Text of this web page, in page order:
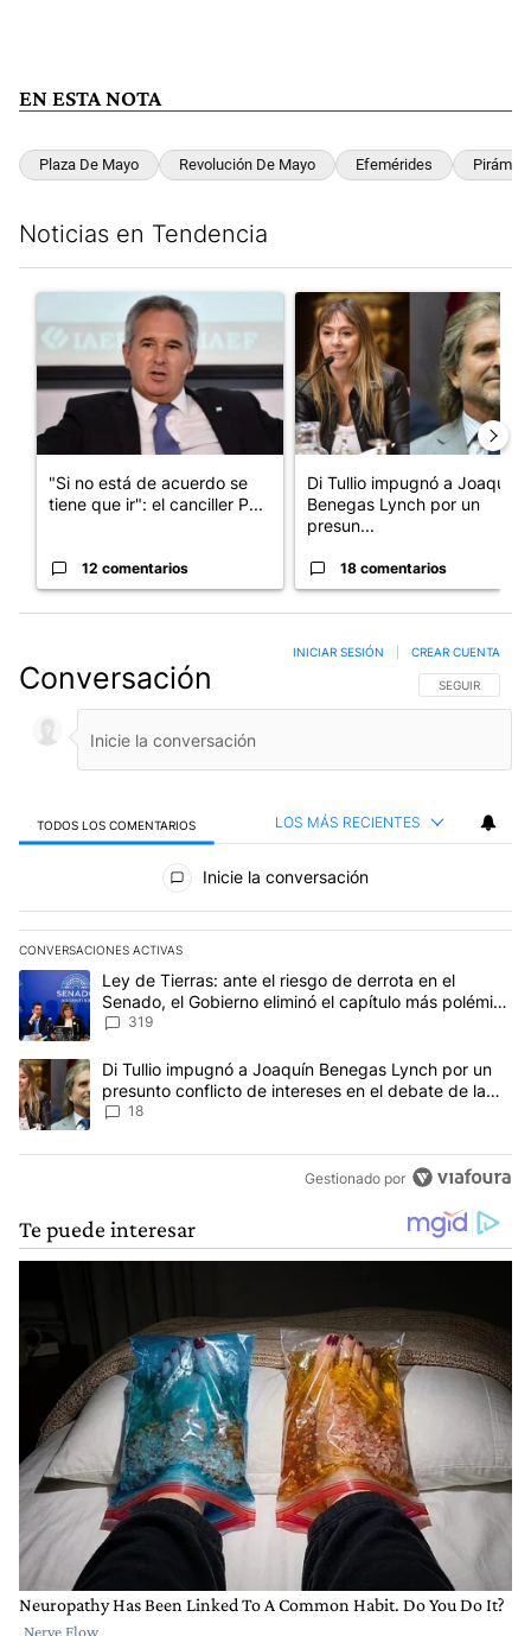
EN ESTA NOTA
Plaza De Mayo Revolución De Mayo Efemérides
Noticias en Tendencia
Un artículo de tendencia con el título ""Si no está de acuerdo
"Si no está de acuerdo se
tiene que ir": el canciller P...
12 comentarios
Un artículo de tendencia
Di Tullio impugnó a Joaquín
Benegas Lynch por un
presun...
18 comentarios
Conversación SIGA ESTA
SEGUIR
INICIAR SESIÓN CREAR CUENTA
TODOS LOS COMENTARIOS LOS MÁS RECIENTES
Todos los comentarios
Inicie la conversación
CONVERSACIONES ACTIVAS
Este listado muestra los artículos con más comentarios en los
Un artículo de tendencia con el título "Ley de Tierras: ante el
Ley de Tierras: ante el riesgo de derrota en el
Senado, el Gobierno eliminó el capítulo más polémico
del proyecto
319
Un artículo de tendencia con el título "Di Tullio impugnó a
Di Tullio impugnó a Joaquín Benegas Lynch por un
presunto conflicto de intereses en el debate de la
Ley de Tierras
18
Gestionado por